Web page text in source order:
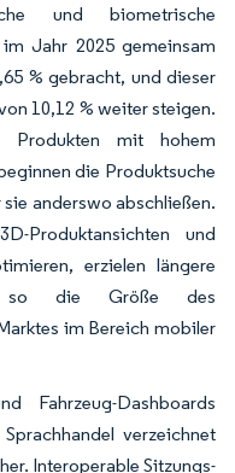
und biometrische
Jahr 2025 gemeinsam
% gebracht, und dieser
10,12 % weiter steigen.
mit hohem
die Produktsuche
anderswo abschließen.
Produktansichten und
erzielen längere
so die Größe des
im Bereich mobiler
Fahrzeug-Dashboards
verzeichnet
Interoperable Sitzungs-